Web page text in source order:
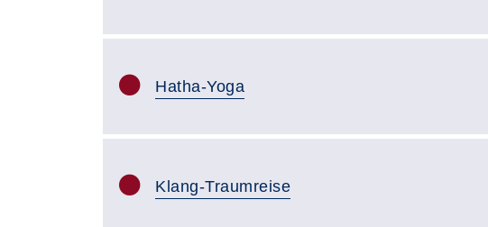
Hatha-Yoga
Klang-Traumreise